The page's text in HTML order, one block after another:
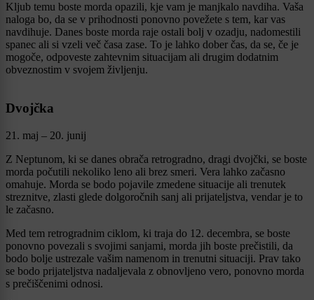
Kljub temu boste morda opazili, kje vam je manjkalo navdiha. Vaša
naloga bo, da se v prihodnosti ponovno povežete s tem, kar vas
navdihuje. Danes boste morda raje ostali bolj v ozadju, nadomestili
spanec ali si vzeli več časa zase. To je lahko dober čas, da se, če je
mogoče, odpoveste zahtevnim situacijam ali drugim dodatnim
obveznostim v svojem življenju.
Dvojčka
21. maj – 20. junij
Z Neptunom, ki se danes obrača retrogradno, dragi dvojčki, se boste
morda počutili nekoliko leno ali brez smeri. Vera lahko začasno
omahuje. Morda se bodo pojavile zmedene situacije ali trenutek
streznitve, zlasti glede dolgoročnih sanj ali prijateljstva, vendar je to
le začasno.
Med tem retrogradnim ciklom, ki traja do 12. decembra, se boste
ponovno povezali s svojimi sanjami, morda jih boste prečistili, da
bodo bolje ustrezale vašim namenom in trenutni situaciji. Prav tako
se bodo prijateljstva nadaljevala z obnovljeno vero, ponovno morda
s prečiščenimi odnosi.